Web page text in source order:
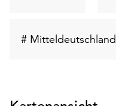
# Mitteldeutschland